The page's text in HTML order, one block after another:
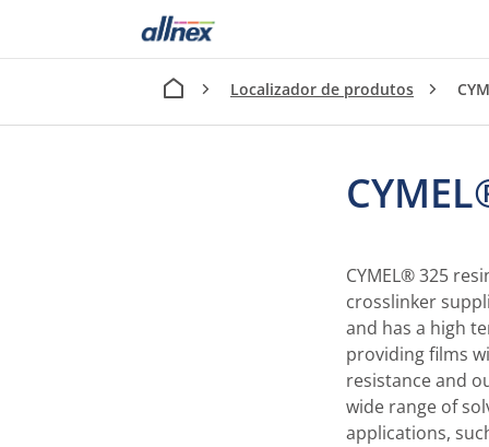
Localizador de produtos
CYMEL® 325
crosslinker
and has a high
providing films
resistance and
wide range of
applications,